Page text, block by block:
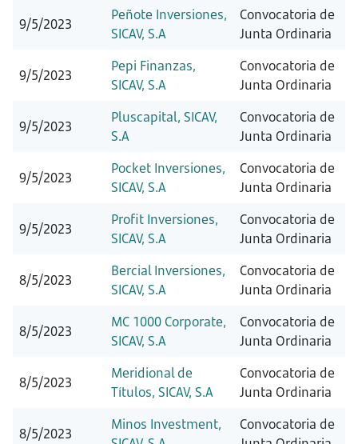
9/5/2023
Peñote Inversiones,
SICAV, S.A
Convocatoria de
Junta Ordinaria
9/5/2023
Pepi Finanzas,
SICAV, S.A
Convocatoria de
Junta Ordinaria
9/5/2023
Pluscapital, SICAV,
S.A
Convocatoria de
Junta Ordinaria
9/5/2023
Pocket Inversiones,
SICAV, S.A
Convocatoria de
Junta Ordinaria
9/5/2023
Profit Inversiones,
SICAV, S.A
Convocatoria de
Junta Ordinaria
8/5/2023
Bercial Inversiones,
SICAV, S.A
Convocatoria de
Junta Ordinaria
8/5/2023
MC 1000 Corporate,
SICAV, S.A
Convocatoria de
Junta Ordinaria
8/5/2023
Meridional de
Títulos, SICAV, S.A
Convocatoria de
Junta Ordinaria
8/5/2023
Minos Investment,
Convocatoria de